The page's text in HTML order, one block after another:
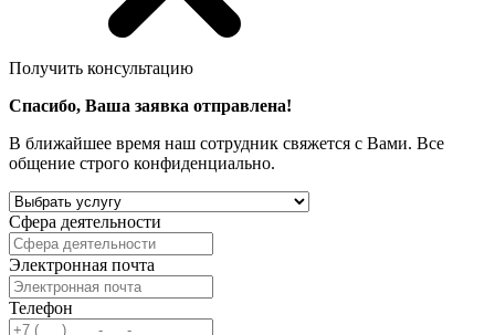
Получить консультацию
Спасибо, Ваша заявка отправлена!
В ближайшее время наш сотрудник свяжется с Вами. Все
общение строго конфиденциально.
Сфера деятельности
Электронная почта
Телефон